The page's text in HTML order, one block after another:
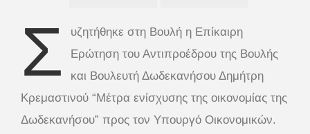
Σ
υζητήθηκε στη Βουλή η Επίκαιρη
Ερώτηση του Αντιπροέδρου της Βουλής
και Βουλευτή Δωδεκανήσου Δημήτρη
Κρεμαστινού “Μέτρα ενίσχυσης της οικονομίας της
Δωδεκανήσου” προς τον Υπουργό Οικονομικών.